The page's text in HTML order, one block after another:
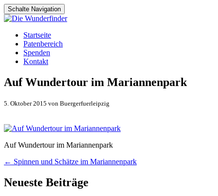
Schalte Navigation
Zum
Inhalt
springen
Startseite
Patenbereich
Spenden
Kontakt
Auf Wundertour im Mariannenpark
5. Oktober 2015 von Buergerfuerleipzig
Auf Wundertour im Mariannenpark
Artikel-
Navigation
← Spinnen und Schätze im Mariannenpark
Neueste Beiträge